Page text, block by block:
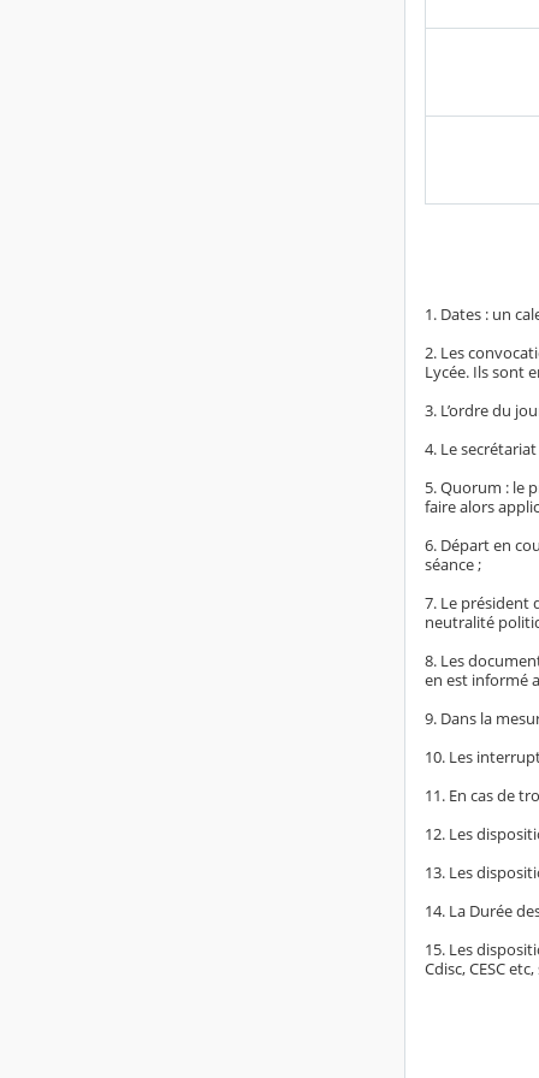
1. Dates : un
2. Les
Lycée. Ils sont
3. L’ordre du
4. Le
5. Quorum : le
faire alors
6. Départ en
séance ;
7. Le président
neutralité
8. Les
en est informé
9. Dans la
10. Les
11. En cas de
12. Les
13. Les
14. La Durée
15. Les
Cdisc, CESC